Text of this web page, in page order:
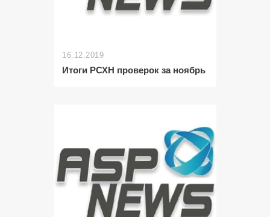
16.12.2019
Итоги РСХН проверок за ноябрь